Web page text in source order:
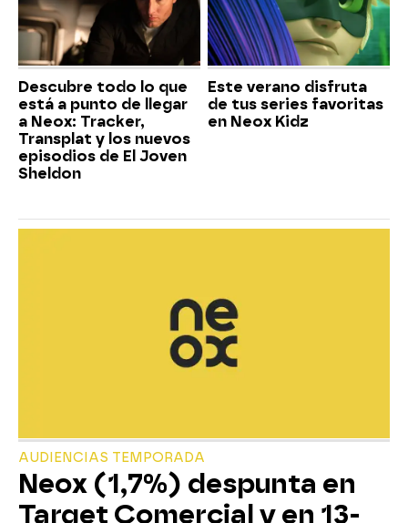
Descubre todo lo que
está a punto de llegar
a Neox: Tracker,
Transplat y los nuevos
episodios de El Joven
Sheldon
Este verano disfruta
de tus series favoritas
en Neox Kidz
AUDIENCIAS TEMPORADA
Neox (1,7%) despunta en
Target Comercial y en 13-